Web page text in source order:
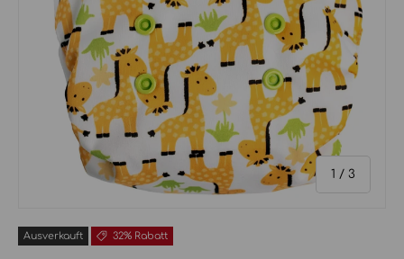
1 / von
3
Ausverkauft 32% Rabatt